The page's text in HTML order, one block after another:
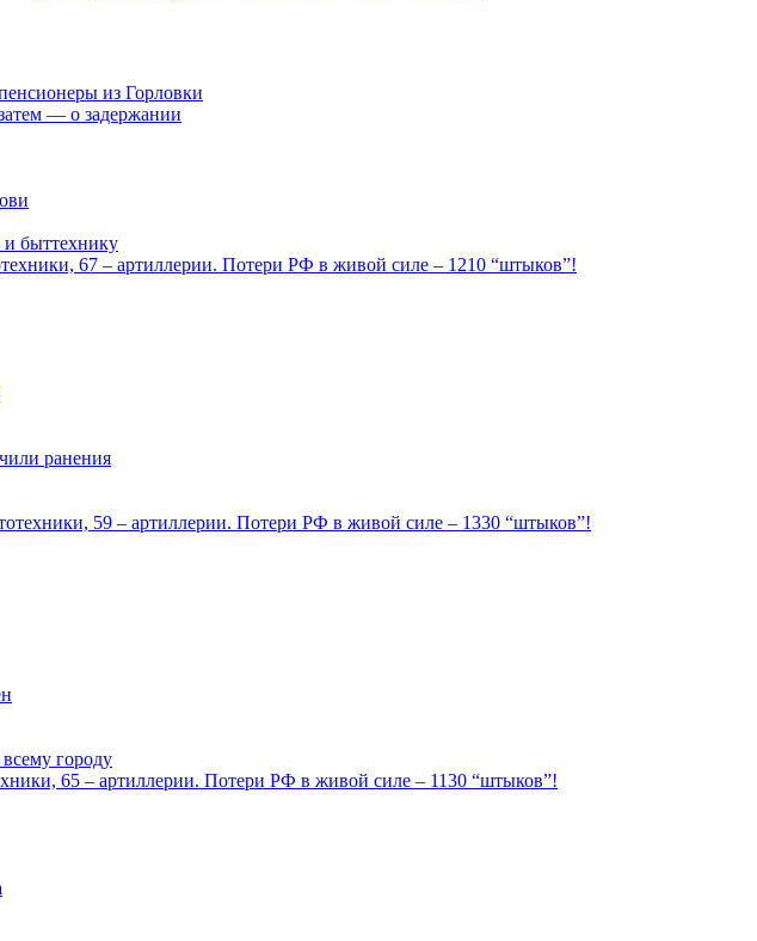
из Горловки
— о задержании
и быттехнику
67 – артиллерии. Потери РФ в живой силе – 1210 “штыков”!
ранения
59 – артиллерии. Потери РФ в живой силе – 1330 “штыков”!
городу
65 – артиллерии. Потери РФ в живой силе – 1130 “штыков”!